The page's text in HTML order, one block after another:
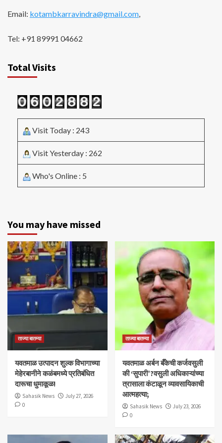
Email: kotambkarravindra@gmail.com,
Tel: +91 89991 04662
Total Visits
Visit Today : 243
Visit Yesterday : 262
Who's Online : 5
You may have missed
ताज्या बातम्या
यवतमाळ उत्पादन शुल्क विभागाच्या
मेहेरबानीने कळंबमध्ये प्रतिबंधित
दारूचा धुमाकूळ!
Sahasik News
July 27, 2026
0
ताज्या बातम्या
​यवतमाळ अर्बन बँकेची कर्जवसुली
की ‘सुपारी’?वसुली अधिकाऱ्यांच्या
त्रासाला कंटाळून व्यावसायिकाची
आत्महत्या;
Sahasik News
July 23, 2026
0